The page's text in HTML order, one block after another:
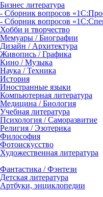
Бизнес литература
- Сборник вопросов
- Сборник вопросов
Хобби и творчество
Мемуары / Биографии
Дизайн / Архитектура
Живопись / Графика
Кино / Музыка
Наука / Техника
История
Иностранные языки
Компьютерная литература
Медицина / Биология
Учебная литература
Психология / Саморазвитие
Религия / Эзотерика
Философия
Фотоискусство
Художественная литература
Фантастика / Фэнтези
Детская литература
Артбуки, энциклопедии